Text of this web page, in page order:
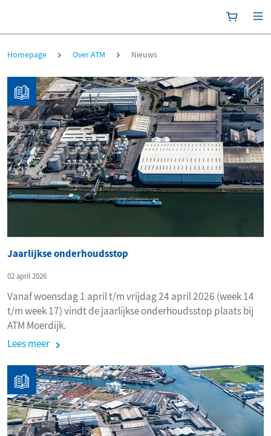
Homepage Over ATM Nieuws
Nieuws
Jaarlijkse onderhoudsstop
02 april 2026
Vanaf woensdag 1 april t/m vrijdag 24 april 2026 (week 14
t/m week 17) vindt de jaarlijkse onderhoudsstop plaats bij
ATM Moerdijk.
Lees meer